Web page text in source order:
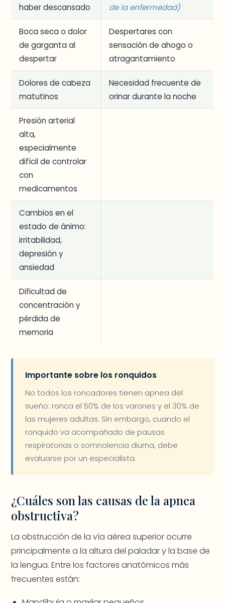
haber descansado
de la enfermedad)
Boca seca o dolor
de garganta al
despertar
Despertares con
sensación de ahogo o
atragantamiento
Dolores de cabeza
matutinos
Necesidad frecuente de
orinar durante la noche
Presión arterial
alta,
especialmente
difícil de controlar
con
medicamentos
Cambios en el
estado de ánimo:
irritabilidad,
depresión y
ansiedad
Dificultad de
concentración y
pérdida de
memoria
Importante sobre los ronquidos
No todos los roncadores tienen apnea del
sueño: ronca el 50% de los varones y el 30% de
las mujeres adultas. Sin embargo, cuando el
ronquido va acompañado de pausas
respiratorias o somnolencia diurna, debe
evaluarse por un especialista.
¿Cuáles son las causas de la apnea
obstructiva?
La obstrucción de la vía aérea superior ocurre
principalmente a la altura del paladar y la base de
la lengua. Entre los factores anatómicos más
frecuentes están: